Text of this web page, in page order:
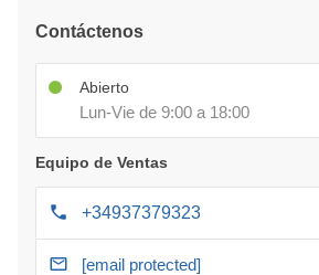
Contáctenos
Abierto
Lun-Vie de 9:00 a 18:00
Equipo de Ventas
+34937379323
[email protected]